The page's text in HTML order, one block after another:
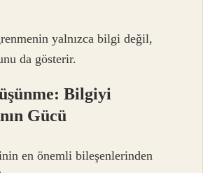
yalnızca bilgi değil,
da gösterir.
Bilgiyi
Gücü
en önemli bileşenlerinden